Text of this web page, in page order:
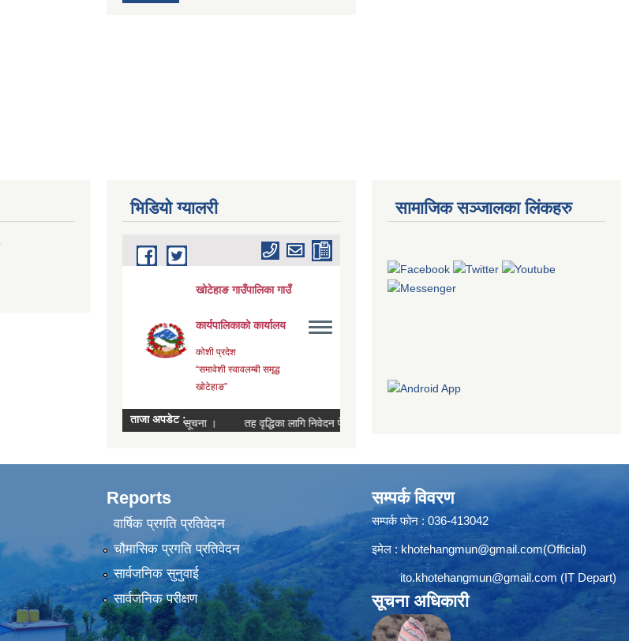
भिडियाे ग्यालरी सामाजिक सञ्जालका लिंकहरु
Reports
वार्षिक प्रगति प्रतिवेदन
चौमासिक प्रगति प्रतिवेदन
सार्वजनिक सुनुवाई
सार्वजनिक परीक्षण
सम्पर्क विवरण
सम्पर्क फोन : 036-413042
इमेल : khotehangmun@gmail.com(Official)
ito.khotehangmun@gmail.com (IT Depart)
सूचना अधिकारी